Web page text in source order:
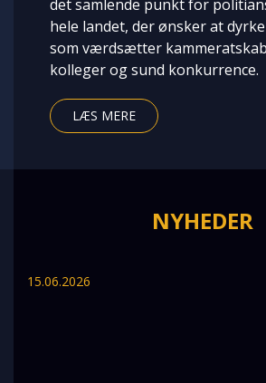
det samlende punkt for
hele landet, der ønsker at
som værdsætter
kolleger og sund konkurrence.
LÆS MERE
NYHEDER
15.06.2026